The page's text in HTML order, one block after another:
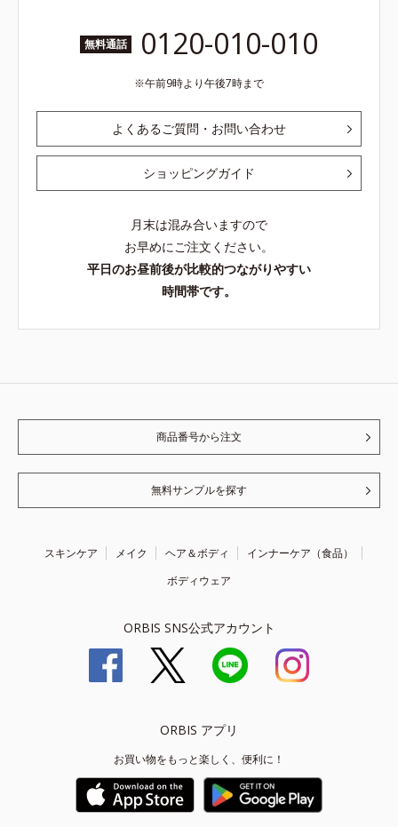
無料通話 0120-010-010
午前9時より午後7時まで
よくあるご質問・お問い合わせ
ショッピングガイド
月末は混み合いますので
お早めにご注文ください。
平日のお昼前後が比較的つながりやすい
時間帯です。
商品番号から注文
無料サンプルを探す
スキンケア メイク ヘア＆ボディ
インナーケア（食品）
ボディウェア
ORBIS SNS公式アカウント
ORBIS アプリ
お買い物をもっと楽しく、便利に！